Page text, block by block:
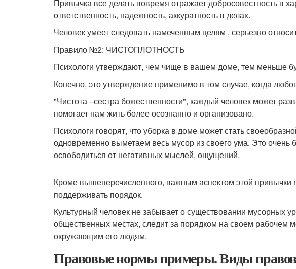
Привычка все делать вовремя отражает добросовестность в
ответственность, надежность, аккуратность в делах.
Человек умеет следовать намеченным целям , серьезно
Правило №2: ЧИСТОПЛОТНОСТЬ
Психологи утверждают, чем чище в вашем доме, тем меньше
Конечно, это утверждение применимо в том случае, когда
"Чистота –сестра божественности", каждый человек может
помогает нам жить более осознанно и организовано.
Психологи говорят, что уборка в доме может стать
одновременно выметаем весь мусор из своего ума. Это
освободиться от негативных мыслей, ощущений.
Кроме вышеперечисленного, важным аспектом этой привычки
поддерживать порядок.
Культурный человек не забывает о существовании мусорных
общественных местах, следит за порядком на своем рабочем
окружающим его людям.
Правовые нормы примеры. Виды